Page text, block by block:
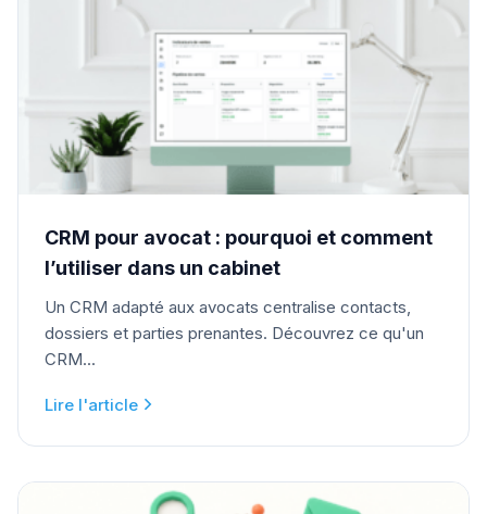
CRM pour avocat : pourquoi et comment
l’utiliser dans un cabinet
Un CRM adapté aux avocats centralise contacts,
dossiers et parties prenantes. Découvrez ce qu'un
CRM...
Lire l'article